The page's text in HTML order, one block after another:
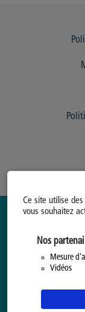
Ce site utilise
vous souhaitez
Nos
Mesure
Vidéos